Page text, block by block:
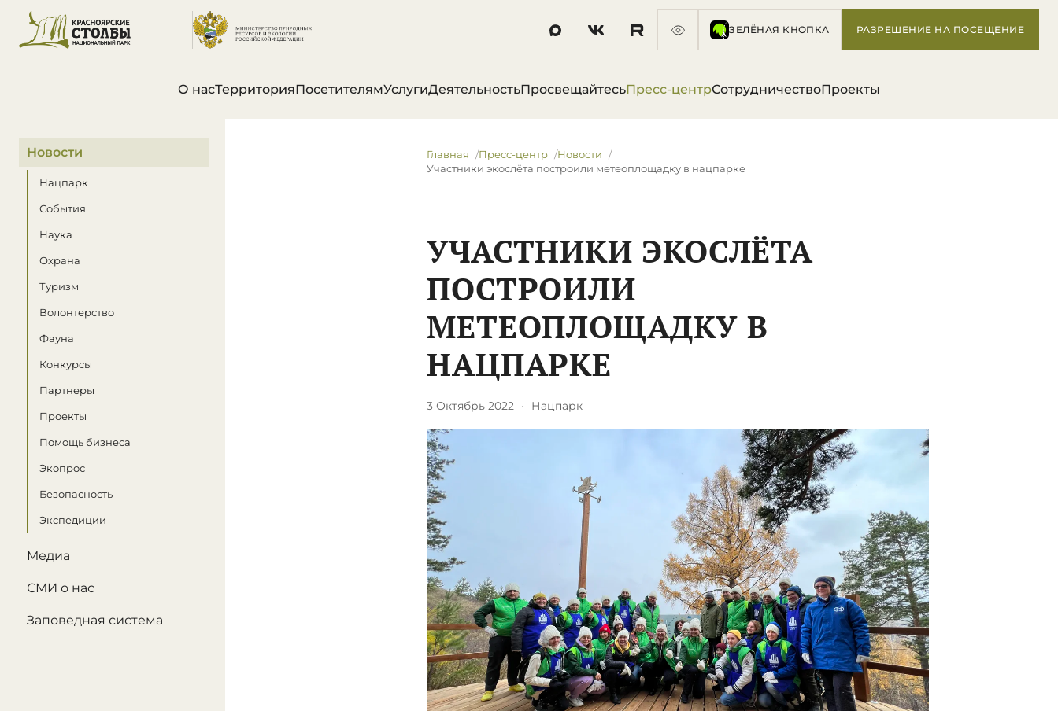
ЗЕЛЁНАЯ КНОПКА РАЗРЕШЕНИЕ НА ПОСЕЩЕНИЕ
О насТерриторияПосетителямУслугиДеятельностьПросвещайтесьПресс-центрСотрудничествоПроекты
В этом разделе
Новости
Нацпарк
События
Наука
Охрана
Туризм
Волонтерство
Фауна
Конкурсы
Партнеры
Проекты
Помощь бизнеса
Экопрос
Безопасность
Экспедиции
Медиа
СМИ о нас
Заповедная система
Главная Пресс-центр
Новости
​Участники экослёта построили метеоплощадку в нацпарке
​УЧАСТНИКИ ЭКОСЛЁТА
ПОСТРОИЛИ
МЕТЕОПЛОЩАДКУ В
НАЦПАРКЕ
3 Октябрь 2022 · Нацпарк